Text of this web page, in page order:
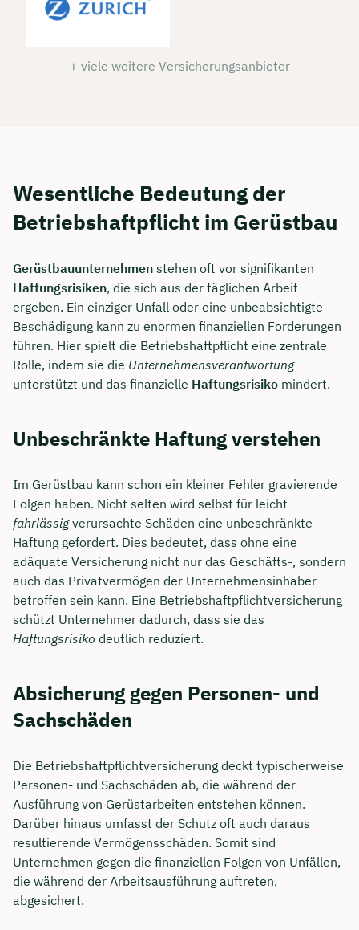
+ viele weitere Versicherungsanbieter
Wesentliche Bedeutung der
Betriebshaftpflicht im Gerüstbau
Gerüstbauunternehmen stehen oft vor signifikanten
Haftungsrisiken, die sich aus der täglichen Arbeit
ergeben. Ein einziger Unfall oder eine unbeabsichtigte
Beschädigung kann zu enormen finanziellen Forderungen
führen. Hier spielt die Betriebshaftpflicht eine zentrale
Rolle, indem sie die Unternehmensverantwortung
unterstützt und das finanzielle Haftungsrisiko mindert.
Unbeschränkte Haftung verstehen
Im Gerüstbau kann schon ein kleiner Fehler gravierende
Folgen haben. Nicht selten wird selbst für leicht
fahrlässigverursachte Schäden eine unbeschränkte
Haftung gefordert. Dies bedeutet, dass ohne eine
adäquate Versicherung nicht nur das Geschäfts-, sondern
auch das Privatvermögen der Unternehmensinhaber
betroffen sein kann. Eine Betriebshaftpflichtversicherung
schützt Unternehmer dadurch, dass sie das
Haftungsrisiko deutlich reduziert.
Absicherung gegen Personen- und
Sachschäden
Die Betriebshaftpflichtversicherung deckt typischerweise
Personen- und Sachschäden ab, die während der
Ausführung von Gerüstarbeiten entstehen können.
Darüber hinaus umfasst der Schutz oft auch daraus
resultierende Vermögensschäden. Somit sind
Unternehmen gegen die finanziellen Folgen von Unfällen,
die während der Arbeitsausführung auftreten,
abgesichert.